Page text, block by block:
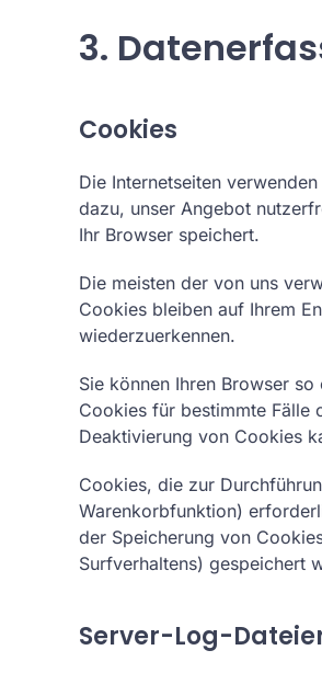
3.
Cookies
Die Internetseiten
dazu, unser Angebot
Ihr Browser speichert.
Die meisten der von uns
Cookies bleiben auf Ihrem
wiederzuerkennen.
Sie können Ihren Browser
Cookies für bestimmte Fälle
Deaktivierung von Cookies
Cookies, die zur
Warenkorbfunktion)
der Speicherung von
Surfverhaltens) gespeichert
Server-Log-